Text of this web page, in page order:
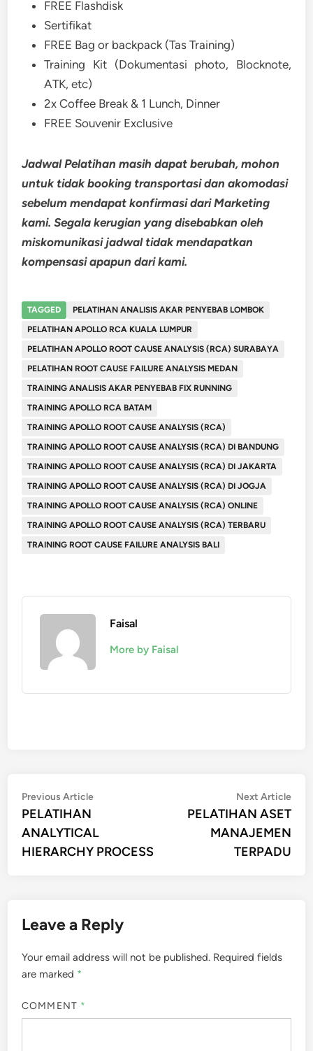
FREE Flashdisk
Sertifikat
FREE Bag or backpack (Tas Training)
Training Kit (Dokumentasi photo, Blocknote,
ATK, etc)
2x Coffee Break & 1 Lunch, Dinner
FREE Souvenir Exclusive
Jadwal Pelatihan masih dapat berubah, mohon
untuk tidak booking transportasi dan akomodasi
sebelum mendapat konfirmasi dari Marketing
kami. Segala kerugian yang disebabkan oleh
miskomunikasi jadwal tidak mendapatkan
kompensasi apapun dari kami.
TAGGED
PELATIHAN ANALISIS AKAR PENYEBAB LOMBOK
PELATIHAN APOLLO RCA KUALA LUMPUR
PELATIHAN APOLLO ROOT CAUSE ANALYSIS (RCA) SURABAYA
PELATIHAN ROOT CAUSE FAILURE ANALYSIS MEDAN
TRAINING ANALISIS AKAR PENYEBAB FIX RUNNING
TRAINING APOLLO RCA BATAM
TRAINING APOLLO ROOT CAUSE ANALYSIS (RCA)
TRAINING APOLLO ROOT CAUSE ANALYSIS (RCA) DI BANDUNG
TRAINING APOLLO ROOT CAUSE ANALYSIS (RCA) DI JAKARTA
TRAINING APOLLO ROOT CAUSE ANALYSIS (RCA) DI JOGJA
TRAINING APOLLO ROOT CAUSE ANALYSIS (RCA) ONLINE
TRAINING APOLLO ROOT CAUSE ANALYSIS (RCA) TERBARU
TRAINING ROOT CAUSE FAILURE ANALYSIS BALI
Faisal
More by Faisal
Post
navigation
Previous ArticlePrevious
PELATIHAN
ANALYTICAL
HIERARCHY PROCESS
Next Article
PELATIHAN ASET
MANAJEMEN
TERPADU
Leave a Reply
Your email address will not be published. Required fields
are marked *
COMMENT *